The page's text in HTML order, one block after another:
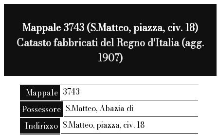
Mappale 3743 (S.Matteo, piazza, civ. 18)
Catasto fabbricati del Regno d'Italia (agg.
1907)
Mappale 3743
Possessore S.Matteo, Abazia di
Indirizzo S.Matteo, piazza, civ. 18